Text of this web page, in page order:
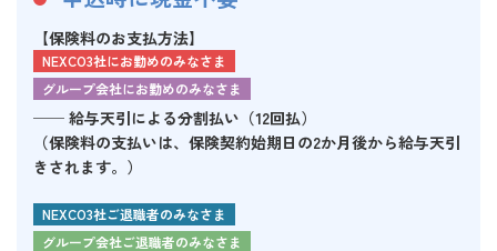
【保険料のお支払方法】
NEXCO3社にお勤めのみなさま
グループ会社にお勤めのみなさま
── 給与天引による分割払い（12回払）
（保険料の支払いは、保険契約始期日の2か月後から給与天引
きされます。）
NEXCO3社ご退職者のみなさま
グループ会社ご退職者のみなさま